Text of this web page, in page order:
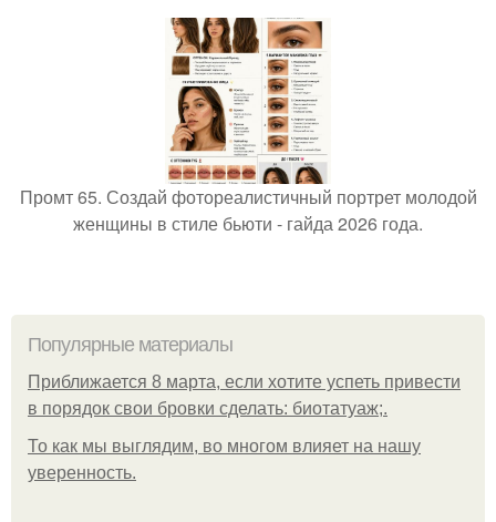
Промт 65. Создай фотореалистичный портрет молодой
женщины в стиле бьюти - гайда 2026 года.
Популярные материалы
Приближается 8 марта, если хотите успеть привести
в порядок свои бровки сделать: биотатуаж;.
То как мы выглядим, во многом влияет на нашу
уверенность.